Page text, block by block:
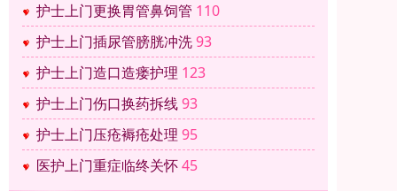
护士上门更换胃管鼻饲管 110
护士上门插尿管膀胱冲洗93
护士上门造口造瘘护理 123
护士上门伤口换药拆线93
护士上门压疮褥疮处理 95
医护上门重症临终关怀45